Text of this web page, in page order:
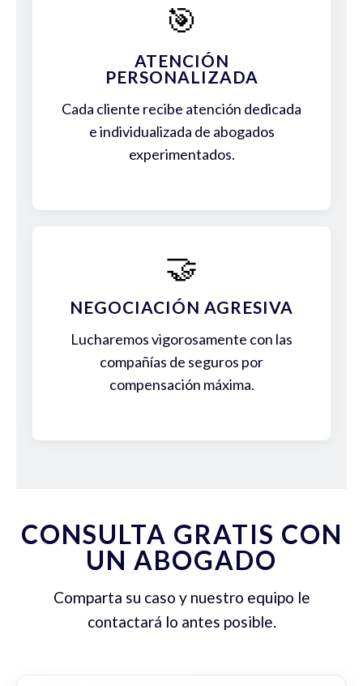
🎯
ATENCIÓN
PERSONALIZADA
Cada cliente recibe atención dedicada
e individualizada de abogados
experimentados.
🤝
NEGOCIACIÓN AGRESIVA
Lucharemos vigorosamente con las
compañías de seguros por
compensación máxima.
CONSULTA GRATIS CON
UN ABOGADO
Comparta su caso y nuestro equipo le
contactará lo antes posible.